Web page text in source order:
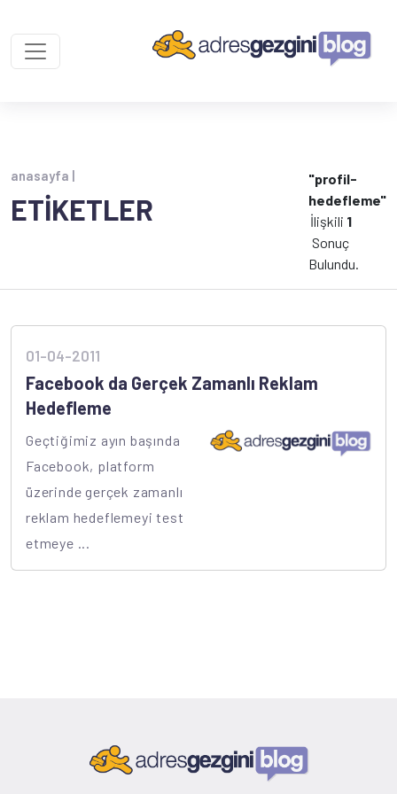
anasayfa |
ETİKETLER
"profil-
hedefleme"
İlişkili 1
Sonuç
Bulundu.
01-04-2011
Facebook da Gerçek Zamanlı Reklam
Hedefleme
Geçtiğimiz ayın başında
Facebook, platform
üzerinde gerçek zamanlı
reklam hedeflemeyi test
etmeye ...